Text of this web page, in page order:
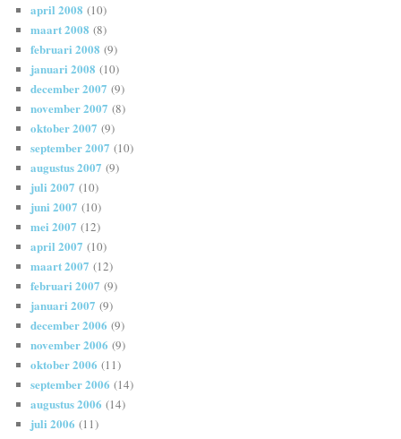
april 2008 (10)
maart 2008 (8)
februari 2008 (9)
januari 2008 (10)
december 2007 (9)
november 2007 (8)
oktober 2007 (9)
september 2007 (10)
augustus 2007 (9)
juli 2007 (10)
juni 2007 (10)
mei 2007 (12)
april 2007 (10)
maart 2007 (12)
februari 2007 (9)
januari 2007 (9)
december 2006 (9)
november 2006 (9)
oktober 2006 (11)
september 2006 (14)
augustus 2006 (14)
juli 2006 (11)